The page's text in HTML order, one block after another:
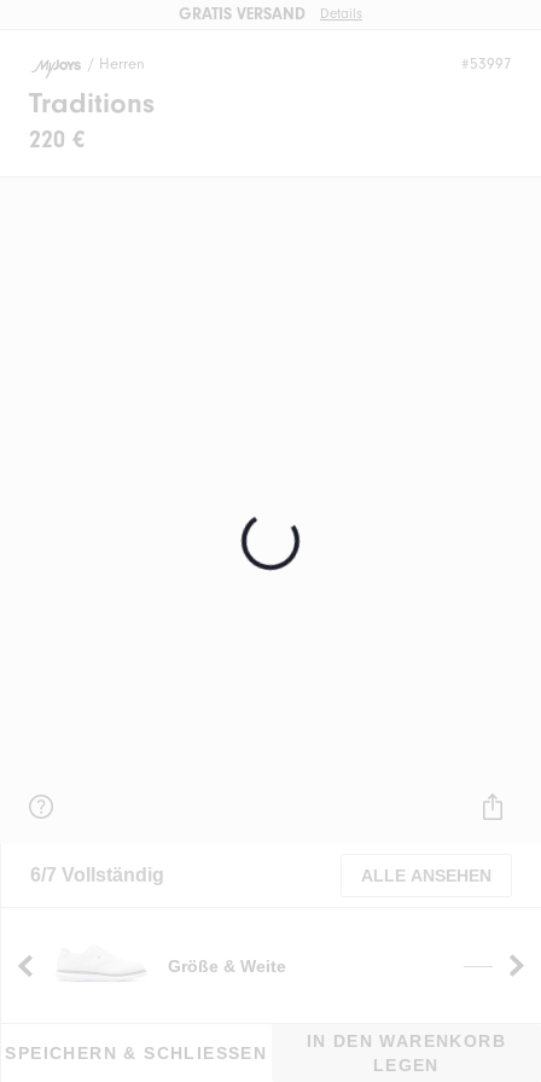
GRATIS VERSAND Details
/ Herren #53997
Traditions
220 €
6/7 Vollständig ALLE ANSEHEN
Größe & Weite ——
SPEICHERN & SCHLIESSEN
IN DEN WARENKORB
LEGEN